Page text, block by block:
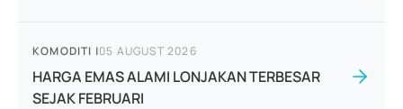
KOMODITI |05 AUGUST 2026
HARGA EMAS ALAMI LONJAKAN TERBESAR
SEJAK FEBRUARI